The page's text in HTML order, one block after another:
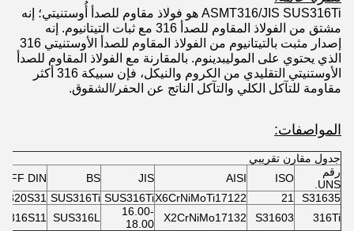
ASMT316/JIS SUS316Ti هو فولاذ مقاوم للصدأ أُوستنيتي؛ إنه
مشتق من الفولاذ المقاوم للصدأ 316 مع ثبات التيتانيوم. إنه
إصدار مثبت بالتيتانيوم من الفولاذ المقاوم للصدأ الأوستنيتي 316
الذي يحتوي على الموليبدينوم. بالمقارنة مع الفولاذ المقاوم للصدأ
الأوستنيتي التقليدي من الكروم والنيكل، فإن سبيكة 316 أكثر
مقاومة للتآكل الكلي والتآكل الناتج عن الحفر/الشقوق.
المواصفات:
جدول مقارن تقريبي
رقم
UNS.
ISO
AISI
JIS
BS
DIN
S31635
21
X6CrNiMoTi17122
SUS316Ti
SUS316Ti
320S31
316Ti
S31603
X2CrNiMo17132
16.00-
18.00
SUS316L
316S11